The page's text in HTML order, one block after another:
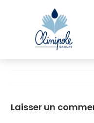
SALTEL
Laisser un